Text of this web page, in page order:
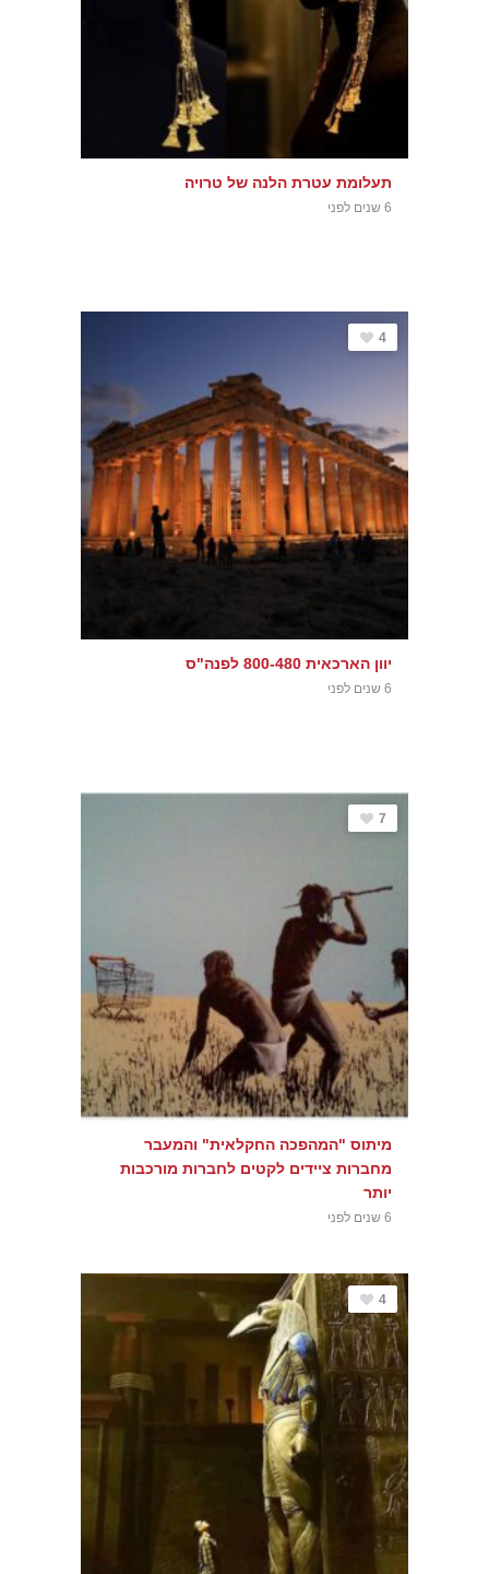
תעלומת עטרת הלנה של טרויה
6 שנים לפני
4
יוון הארכאית 800-480 לפנה"ס
6 שנים לפני
7
מיתוס "המהפכה החקלאית" והמעבר
מחברות ציידים לקטים לחברות מורכבות
יותר
6 שנים לפני
4